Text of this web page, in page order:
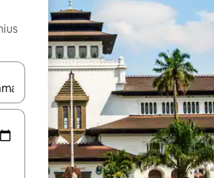
naudodami rodykles aukštyn ir žemyn